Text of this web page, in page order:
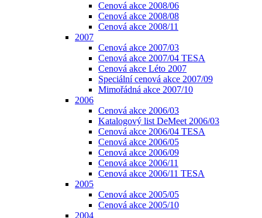
Cenová akce 2008/06
Cenová akce 2008/08
Cenová akce 2008/11
2007
Cenová akce 2007/03
Cenová akce 2007/04 TESA
Cenová akce Léto 2007
Speciální cenová akce 2007/09
Mimořádná akce 2007/10
2006
Cenová akce 2006/03
Katalogový list DeMeet 2006/03
Cenová akce 2006/04 TESA
Cenová akce 2006/05
Cenová akce 2006/09
Cenová akce 2006/11
Cenová akce 2006/11 TESA
2005
Cenová akce 2005/05
Cenová akce 2005/10
2004